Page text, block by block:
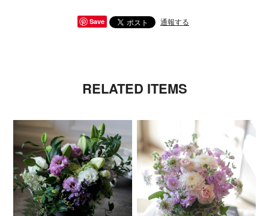
Save 通報する
RELATED ITEMS